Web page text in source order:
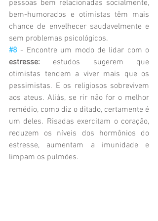
pessoas bem relacionadas socialmente,
bem-humorados e otimistas têm mais
chance de envelhecer saudavelmente e
sem problemas psicológicos.
#8
estresse: estudos sugerem que
otimistas tendem a viver mais que os
pessimistas. E os religiosos sobrevivem
aos ateus. Aliás, se rir não for o melhor
remédio, como diz o ditado, certamente é
um deles. Risadas exercitam o coração,
reduzem os níveis dos hormônios do
estresse, aumentam a imunidade e
limpam os pulmões.